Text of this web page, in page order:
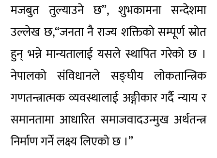
मजबुत तुल्याउने छ”, शुभकामना सन्देशमा
उल्लेखछ,“जनतानै राज्य शक्तिको सम्पूर्ण स्रोत
हुन् भन्ने मान्यतालाई यसले स्थापित गरेको छ ।
नेपालको संविधानले सङ्घीय लोकतान्त्रिक
गणतन्त्रात्मक व्यवस्थालाई अङ्गीकार गर्दै न्याय र
समानतामा आधारित समाजवादउन्मुख अर्थतन्त्र
निर्माण गर्ने लक्ष्य लिएको छ ।”